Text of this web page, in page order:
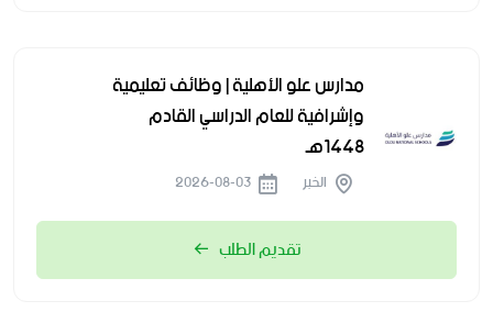
مدارس علو الأهلية | وظائف تعليمية
وإشرافية للعام الدراسي القادم
1448هـ
الخبر
تقديم الطلب